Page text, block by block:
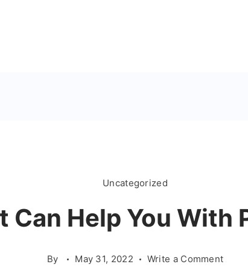
Uncategorized
Can Help You
By May 31, 2022 Write a Commenton